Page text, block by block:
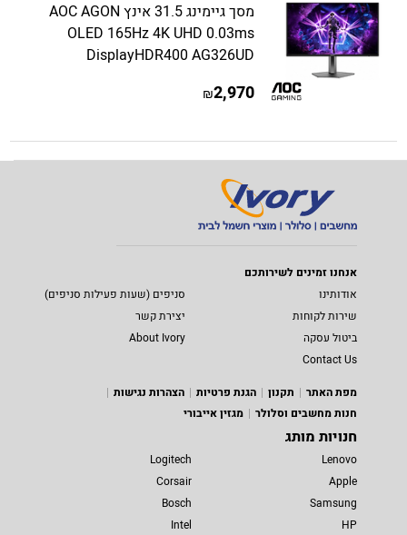
מסך גיימינג 31.5 אינץ AOC AGON
OLED 165Hz 4K UHD 0.03ms
DisplayHDR400 AG326UD
2,970
₪
אנחנו זמינים לשירותכם
אודותינו
סניפים (שעות פעילות סניפים)
שירות לקוחות
יצירת קשר
ביטול עסקה
About Ivory
Contact Us
מפת האתר
תקנון הגנת פרטיות
הצהרות נגישות
חנות מחשבים וסלולר
מגזין אייבורי
חנויות מותג
Lenovo
Apple
Samsung
HP
Logitech
Corsair
Bosch
Intel